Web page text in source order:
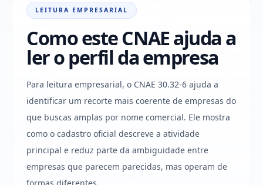
LEITURA EMPRESARIAL
Como este CNAE ajuda a
ler o perfil da empresa
Para leitura empresarial, o CNAE 30.32-6 ajuda a
identificar um recorte mais coerente de empresas do
que buscas amplas por nome comercial. Ele mostra
como o cadastro oficial descreve a atividade
principal e reduz parte da ambiguidade entre
empresas que parecem parecidas, mas operam de